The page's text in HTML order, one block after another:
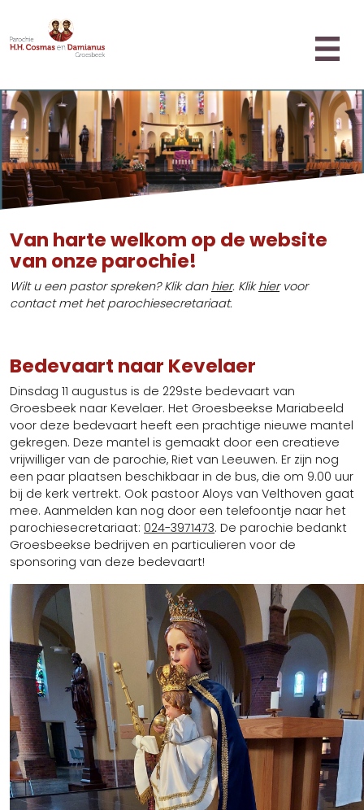
Misintenties
Home
Parochie
Missie en Visie
Pastoraal Team
Bestuur
Nieuwsbrieven
Gemeentenieuws
Diaconie
Adreswijziging doorgeven
ANBI
Tarieven
Preventiebeleid
Kerkhofreglement
Oproep voor vrijwilligers / vacatures
Geschiedenis en foto's
Familiepastoraat
Ouderen
Eerste H. Communie
Het H. Vormsel
Boete en verzoening
Huwelijk
Locaties
(Liturgische) agenda
Fotoboek
Nieuws
Misintenties
Van harte welkom op de website
van onze parochie!
Wilt u een pastor spreken? Klik dan hier. Klikhiervoor
contact met het parochiesecretariaat.
Bedevaart naar Kevelaer
Dinsdag 11 augustus is de 229ste bedevaart van
Groesbeek naar Kevelaer. Het Groesbeekse Mariabeeld
voor deze bedevaart heeft een prachtige nieuwe mantel
gekregen. Deze mantel is gemaakt door een creatieve
vrijwilliger van de parochie, Riet van Leeuwen. Er zijn nog
een paar plaatsen beschikbaar in de bus, die om 9.00 uur
bij de kerk vertrekt. Ook pastoor Aloys van Velthoven gaat
mee. Aanmelden kan nog door een telefoontje naar het
parochiesecretariaat: 024-3971473. De parochie bedankt
Groesbeekse bedrijven en particulieren voor de
sponsoring van deze bedevaart!